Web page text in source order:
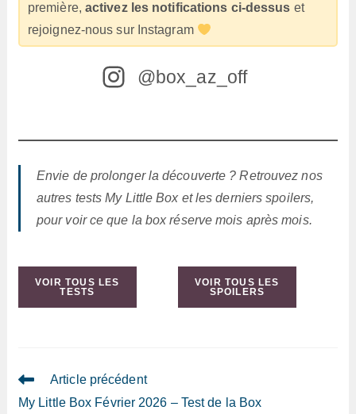
première, activez les notifications ci-dessus et
rejoignez-nous sur Instagram
@box_az_off
Envie de prolonger la découverte ? Retrouvez nos
autres tests My Little Box et les derniers spoilers,
pour voir ce que la box réserve mois après mois.
VOIR TOUS LES
TESTS
VOIR TOUS LES
SPOILERS
Read
articles
Article précédent
My Little Box Février 2026 – Test de la Box